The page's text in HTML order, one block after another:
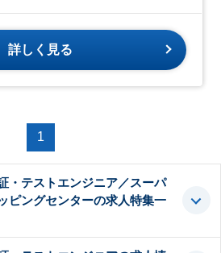
詳しく見る
1
・テストエンジニア／スーパ
ピングセンターの求人特集一